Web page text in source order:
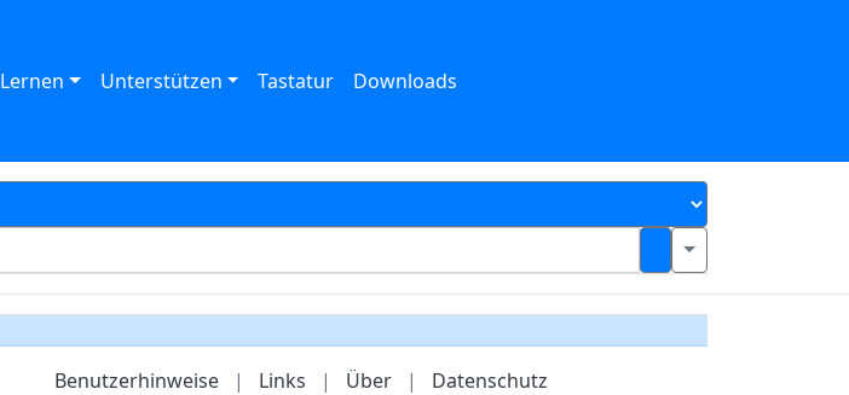
Lernen Unterstützen Tastatur Downloads
Benutzerhinweise | Links | Über | Datenschutz